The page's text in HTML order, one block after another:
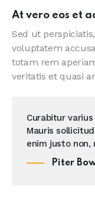
At vero eos et
Sed ut
voluptatem
totam rem
veritatis et quasi
Curabitur
Mauris
enim justo non,
Piter